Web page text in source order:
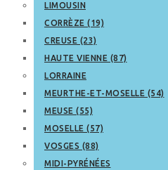
LIMOUSIN
CORRÈZE (19)
CREUSE (23)
HAUTE VIENNE (87)
LORRAINE
MEURTHE-ET-MOSELLE (54)
MEUSE (55)
MOSELLE (57)
VOSGES (88)
MIDI-PYRÉNÉES